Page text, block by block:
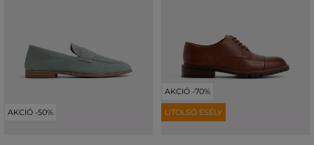
AKCIÓ -50%
AKCIÓ -70%
UTOLSÓ ESÉLY